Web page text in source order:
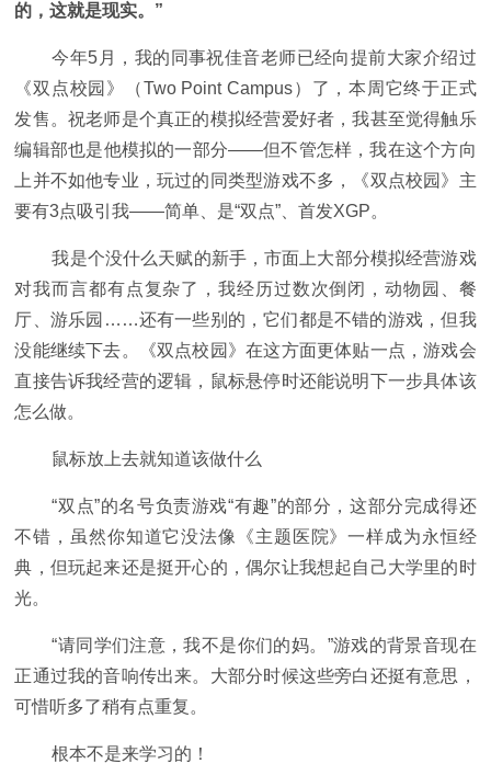
的，这就是现实。”
今年5月，我的同事祝佳音老师已经向提前大家介绍过
《双点校园》（Two Point Campus）了，本周它终于正式
发售。祝老师是个真正的模拟经营爱好者，我甚至觉得触乐
编辑部也是他模拟的一部分——但不管怎样，我在这个方向
上并不如他专业，玩过的同类型游戏不多，《双点校园》主
要有3点吸引我——简单、是“双点”、首发XGP。
我是个没什么天赋的新手，市面上大部分模拟经营游戏
对我而言都有点复杂了，我经历过数次倒闭，动物园、餐
厅、游乐园……还有一些别的，它们都是不错的游戏，但我
没能继续下去。《双点校园》在这方面更体贴一点，游戏会
直接告诉我经营的逻辑，鼠标悬停时还能说明下一步具体该
怎么做。
鼠标放上去就知道该做什么
“双点”的名号负责游戏“有趣”的部分，这部分完成得还
不错，虽然你知道它没法像《主题医院》一样成为永恒经
典，但玩起来还是挺开心的，偶尔让我想起自己大学里的时
光。
“请同学们注意，我不是你们的妈。”游戏的背景音现在
正通过我的音响传出来。大部分时候这些旁白还挺有意思，
可惜听多了稍有点重复。
根本不是来学习的！